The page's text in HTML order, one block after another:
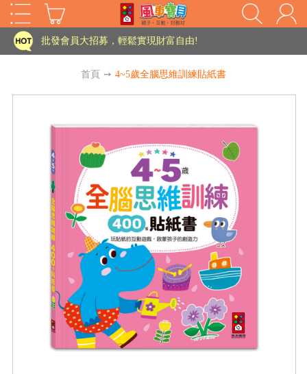
家長樂了!「風車書版集團暨FOOD超人企業總部」目前正興建中!
批發會員大招募，輕鬆實現財富自由!
老師您好!!幼教會員火熱招募中~
海外購物免煩惱！點我查看『海外購物流程說明』
批發會員大招募，輕鬆實現財富自由!
老師您好!!幼教會員火熱招募中~
海外購物免煩惱！點我查看『海外購物流程說明』
首頁 ➙ 4~5歲全腦思維訓練貼紙書